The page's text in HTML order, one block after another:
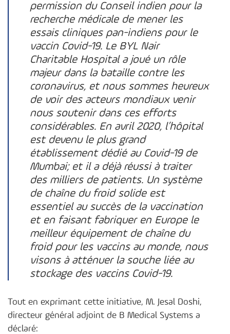
permission du Conseil indien pour la
recherche médicale de mener les
essais cliniques pan-indiens pour le
vaccin Covid-19. Le BYL Nair
Charitable Hospital a joué un rôle
majeur dans la bataille contre les
coronavirus, et nous sommes heureux
de voir des acteurs mondiaux venir
nous soutenir dans ces efforts
considérables. En avril 2020, l’hôpital
est devenu le plus grand
établissement dédié au Covid-19 de
Mumbai; et il a déjà réussi à traiter
des milliers de patients. Un système
de chaîne du froid solide est
essentiel au succès de la vaccination
et en faisant fabriquer en Europe le
meilleur équipement de chaîne du
froid pour les vaccins au monde, nous
visons à atténuer la souche liée au
stockage des vaccins Covid-19.
Tout en exprimant cette initiative, M. Jesal Doshi,
directeur général adjoint de B Medical Systems a
déclaré: